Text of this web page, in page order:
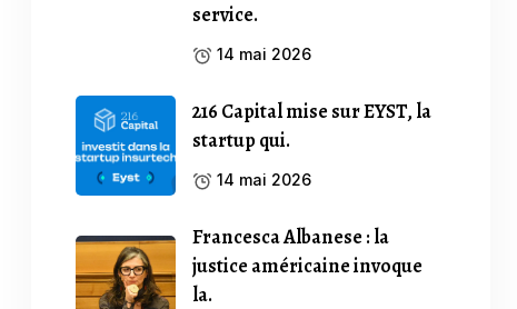
service.
14 mai 2026
216 Capital mise sur EYST, la
startup qui.
14 mai 2026
Francesca Albanese : la
justice américaine invoque
la.